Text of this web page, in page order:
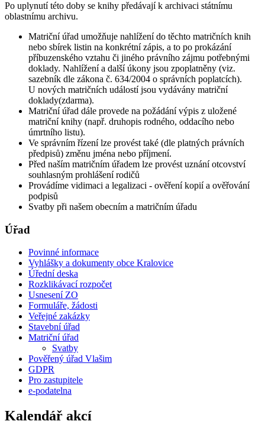
Po uplynutí této doby se knihy předávají k archivaci státnímu
oblastnímu archivu.
Matriční úřad umožňuje nahlížení do těchto matričních knih
nebo sbírek listin na konkrétní zápis, a to po prokázání
příbuzenského vztahu či jiného právního zájmu potřebnými
doklady. Nahlížení a další úkony jsou zpoplatněny (viz.
sazebník dle zákona č. 634/2004 o správních poplatcích).
U nových matričních událostí jsou vydávány matriční
doklady(zdarma).
Matriční úřad dále provede na požádání výpis z uložené
matriční knihy (např. druhopis rodného, oddacího nebo
úmrtního listu).
Ve správním řízení lze provést také (dle platných právních
předpisů) změnu jména nebo příjmení.
Před naším matričním úřadem lze provést uznání otcovství
souhlasným prohlášení rodičů
Provádíme vidimaci a legalizaci - ověření kopií a ověřování
podpisů
Svatby při našem obecním a matričním úřadu
Úřad
Povinné informace
Vyhlášky a dokumenty obce Kralovice
Úřední deska
Rozklikávací rozpočet
Usnesení ZO
Formuláře, žádosti
Veřejné zakázky
Stavební úřad
Matriční úřad
Svatby
Pověřený úřad Vlašim
GDPR
Pro zastupitele
e-podatelna
Kalendář akcí